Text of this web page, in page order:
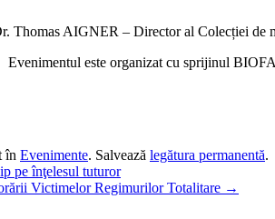
Thomas AIGNER – Director al Colecției de
Evenimentul este organizat cu sprijinul
în Evenimente. Salvează legătura permanentă.
pe înţelesul tuturor
Victimelor Regimurilor Totalitare →